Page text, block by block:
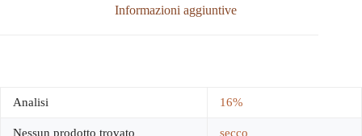
Informazioni aggiuntive
Analisi 16%
Nessun prodotto trovato secco